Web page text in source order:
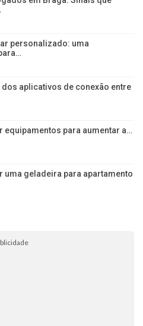
personalizado: uma
aplicativos de conexão entre
equipamentos para aumentar a…
uma geladeira para apartamento